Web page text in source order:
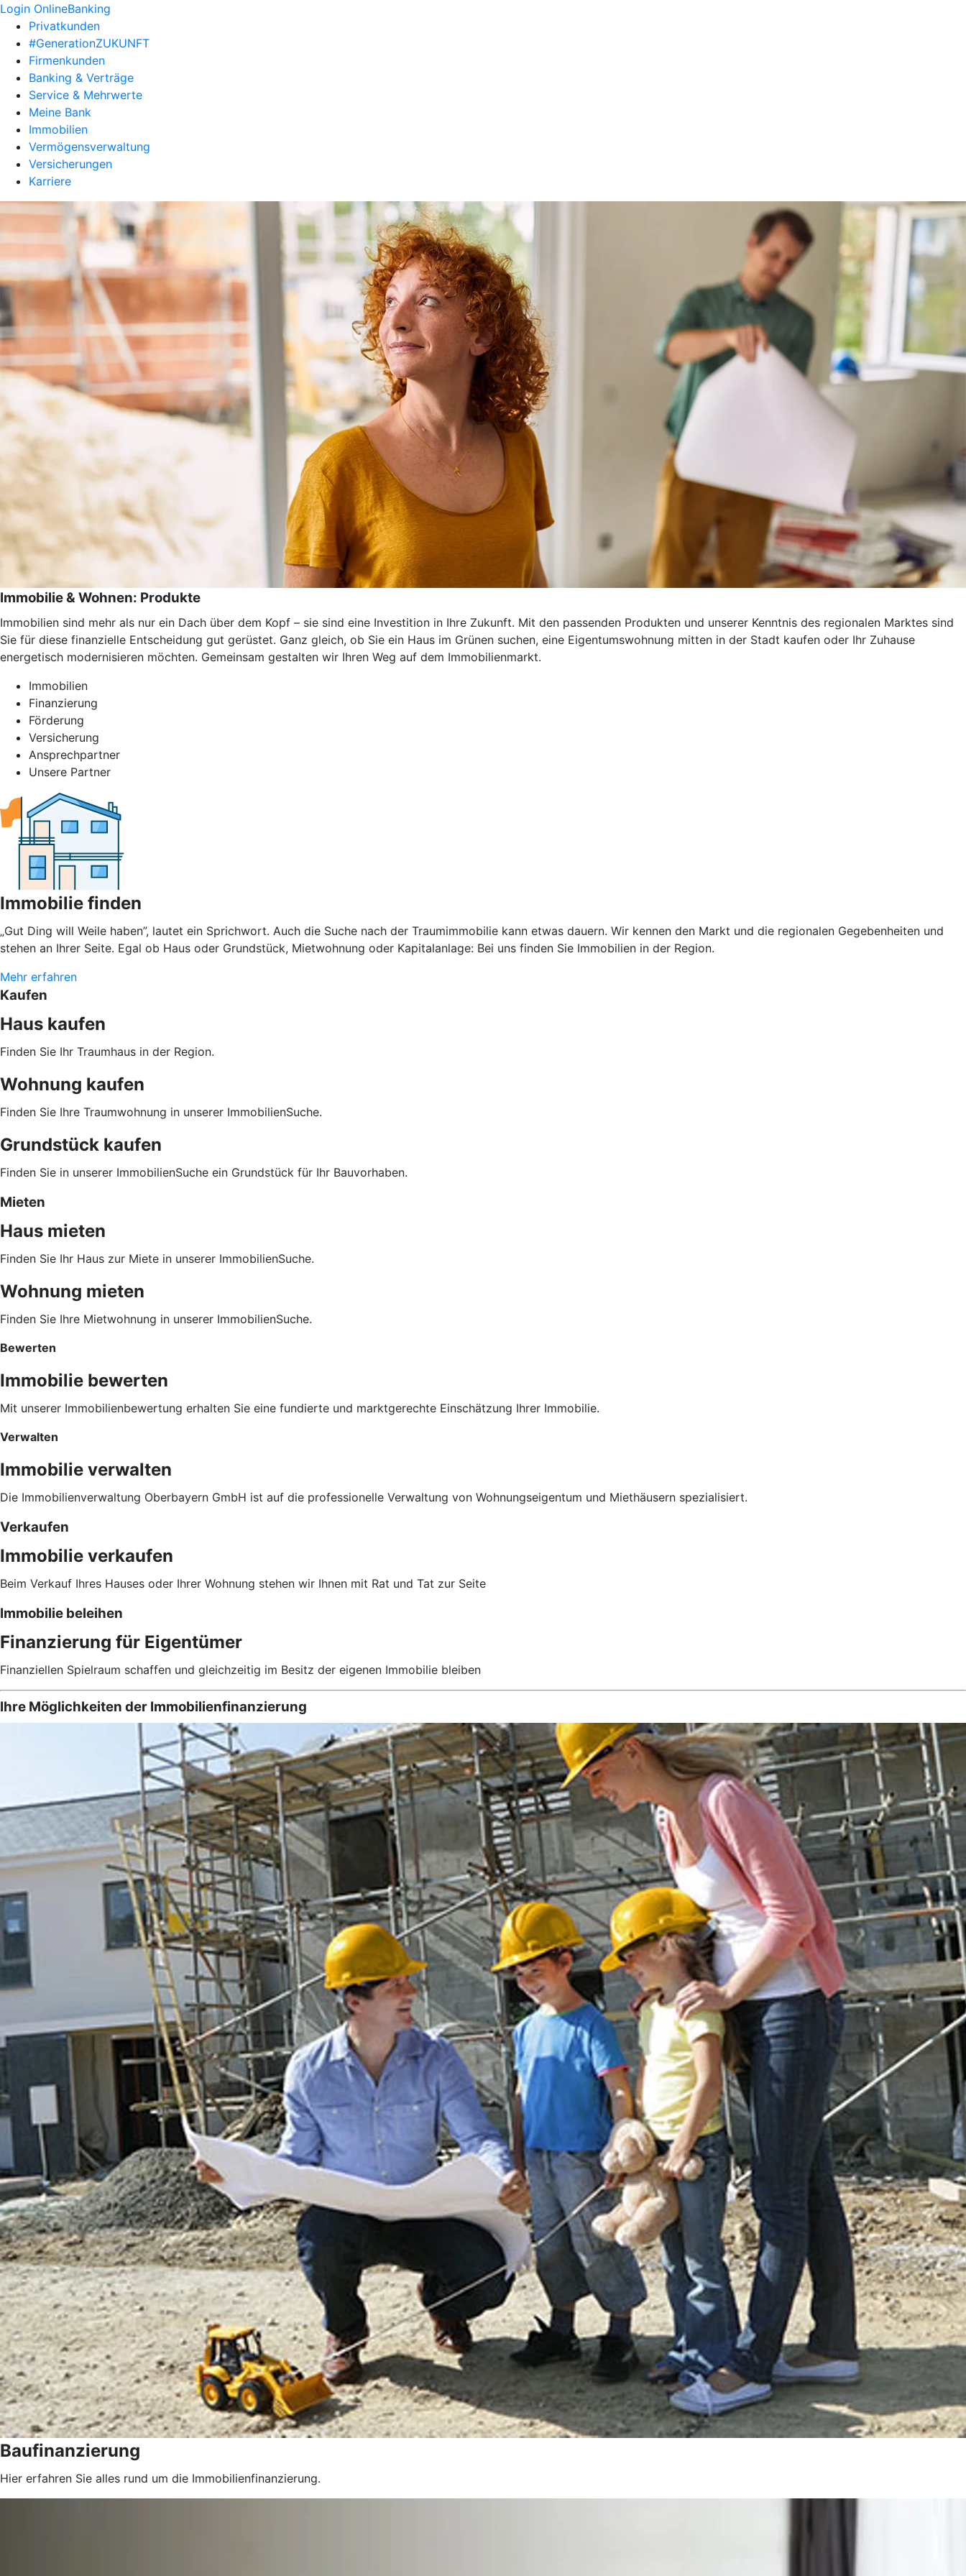
Login OnlineBanking
Privatkunden
#GenerationZUKUNFT
Firmenkunden
Banking & Verträge
Service & Mehrwerte
Meine Bank
Immobilien
Vermögensverwaltung
Versicherungen
Karriere
Immobilie & Wohnen: Produkte
Immobilien sind mehr als nur ein Dach über dem Kopf – sie sind eine Investition in Ihre Zukunft. Mit den passenden Produkten und unserer Kenntnis des regionalen Marktes sind
Sie für diese finanzielle Entscheidung gut gerüstet. Ganz gleich, ob Sie ein Haus im Grünen suchen, eine Eigentumswohnung mitten in der Stadt kaufen oder Ihr Zuhause
energetisch modernisieren möchten. Gemeinsam gestalten wir Ihren Weg auf dem Immobilienmarkt.
Immobilien
Finanzierung
Förderung
Versicherung
Ansprechpartner
Unsere Partner
Immobilie finden
„Gut Ding will Weile haben”, lautet ein Sprichwort. Auch die Suche nach der Traumimmobilie kann etwas dauern. Wir kennen den Markt und die regionalen Gegebenheiten und
stehen an Ihrer Seite. Egal ob Haus oder Grundstück, Mietwohnung oder Kapitalanlage: Bei uns finden Sie Immobilien in der Region.
Mehr erfahren
Kaufen
Haus kaufen
Finden Sie Ihr Traumhaus in der Region.
Wohnung kaufen
Finden Sie Ihre Traumwohnung in unserer ImmobilienSuche.
Grundstück kaufen
Finden Sie in unserer ImmobilienSuche ein Grundstück für Ihr Bauvorhaben.
Mieten
Haus mieten
Finden Sie Ihr Haus zur Miete in unserer ImmobilienSuche.
Wohnung mieten
Finden Sie Ihre Mietwohnung in unserer ImmobilienSuche.
Bewerten
Immobilie bewerten
Mit unserer Immobilienbewertung erhalten Sie eine fundierte und marktgerechte Einschätzung Ihrer Immobilie.
Verwalten
Immobilie verwalten
Die Immobilienverwaltung Oberbayern GmbH ist auf die professionelle Verwaltung von Wohnungseigentum und Miethäusern spezialisiert.
Verkaufen
Immobilie verkaufen
Beim Verkauf Ihres Hauses oder Ihrer Wohnung stehen wir Ihnen mit Rat und Tat zur Seite
Immobilie beleihen
Finanzierung für Eigentümer
Finanziellen Spielraum schaffen und gleichzeitig im Besitz der eigenen Immobilie bleiben
Ihre Möglichkeiten der Immobilienfinanzierung
Baufinanzierung
Hier erfahren Sie alles rund um die Immobilienfinanzierung.